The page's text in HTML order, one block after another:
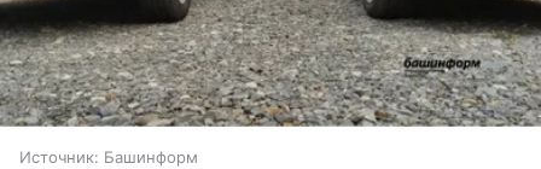
Источник: Башинформ